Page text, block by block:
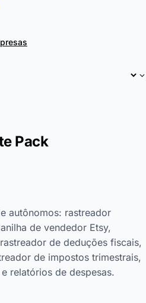
Pack
autônomos: rastreador
de vendedor Etsy,
de deduções fiscais,
de impostos trimestrais,
relatórios de despesas.